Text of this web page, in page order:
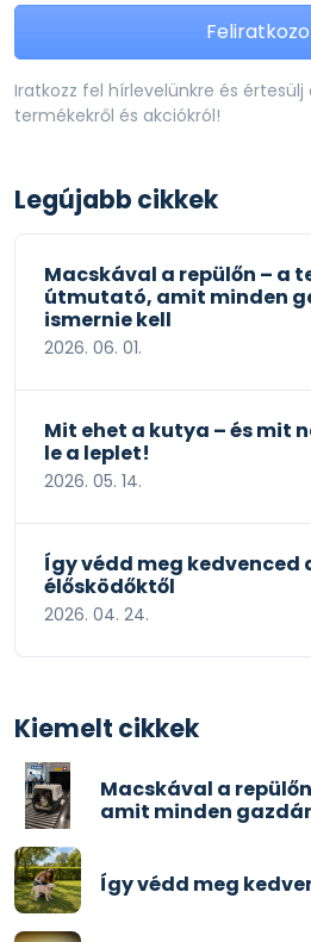
Iratkozz fel hírlevelünkre és
termékekről és akciókról!
Legújabb cikkek
Macskával a repülőn – a
útmutató, amit minden
ismernie kell
2026. 06. 01.
Mit ehet a kutya – és mit
le a leplet!
2026. 05. 14.
Így védd meg kedvenced
élősködőktől
2026. 04. 24.
Kiemelt cikkek
Macskával a
amit minden
Így védd meg